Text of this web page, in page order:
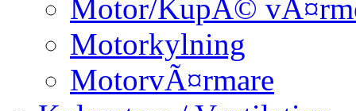
Motor/KupÃ©
Motorkylning
MotorvÃ¤rmare